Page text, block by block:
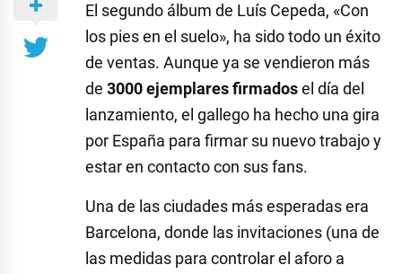
El segundo álbum de Luís Cepeda, «Con
los pies en el suelo», ha sido todo un éxito
de ventas. Aunque ya se vendieron más
de 3000 ejemplares firmadosel día del
lanzamiento, el gallego ha hecho una gira
por España para firmar su nuevo trabajo y
estar en contacto con sus fans.
Una de las ciudades más esperadas era
Barcelona, donde las invitaciones (una de
las medidas para controlar el aforo a